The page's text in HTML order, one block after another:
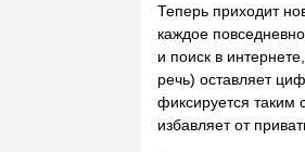
Теперь приходит
каждое
и поиск в
речь) оставляет
фиксируется таким
избавляет от